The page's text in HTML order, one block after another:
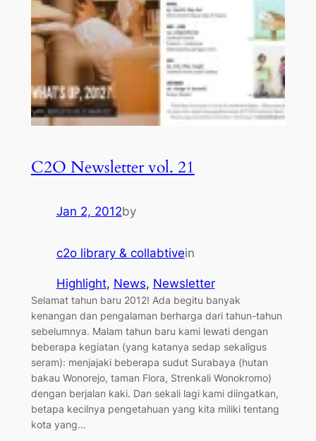
C2O Newsletter vol. 21
Jan 2, 2012by
c2o library & collabtivein
Highlight, News, Newsletter
Selamat tahun baru 2012! Ada begitu banyak
kenangan dan pengalaman berharga dari tahun-tahun
sebelumnya. Malam tahun baru kami lewati dengan
beberapa kegiatan (yang katanya sedap sekaligus
seram): menjajaki beberapa sudut Surabaya (hutan
bakau Wonorejo, taman Flora, Strenkali Wonokromo)
dengan berjalan kaki. Dan sekali lagi kami diingatkan,
betapa kecilnya pengetahuan yang kita miliki tentang
kota yang…